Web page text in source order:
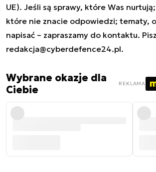
UE). Jeśli są sprawy, które Was
które nie znacie odpowiedzi; tematy,
napisać – zapraszamy do kontaktu.
redakcja@cyberdefence24.pl.
Wybrane okazje dla
Ciebie
REKLAMA